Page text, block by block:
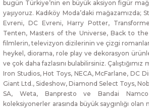
bugün Türkiye’nin en büyük aksiyon figür
yaşıyoruz. Kadıköy Moda’daki mağazamızda;
Evreni, DC Evreni, Harry Potter,
Tenten, Masters of the Universe, Back to
filmlerin, televizyon dizilerinin ve çizgi
heykel, diorama, role play ve dekorasyon
ve çok daha fazlasını bulabilirsiniz. Çalıştığımız
Iron Studios, Hot Toys, NECA, McFarlane, DC
Giant Ltd., Sideshow, Diamond Select Toys,
SA, Weta, Banpresto ve Bandai
koleksiyonerler arasında büyük saygınlığı olan